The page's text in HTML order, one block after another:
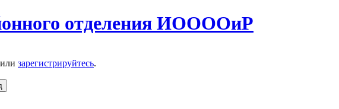
отделения ИООООиР
или зарегистрируйтесь.